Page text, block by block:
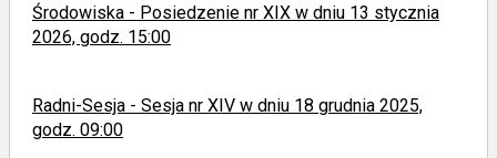
Środowiska - Posiedzenie nr XIX w dniu 13 stycznia
2026, godz. 15:00
Radni-Sesja - Sesja nr XIV w dniu 18 grudnia 2025,
godz. 09:00